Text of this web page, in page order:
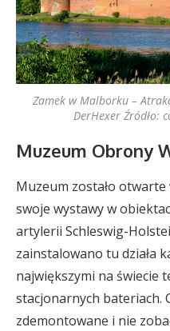
Zamek w Malborku –
DerHexer Źródło:
Muzeum Obrony
Muzeum zostało
swoje wystawy w
artylerii Schleswig-
zainstalowano tu działa
największymi na świecie
stacjonarnych bateriach.
zdemontowane i nie